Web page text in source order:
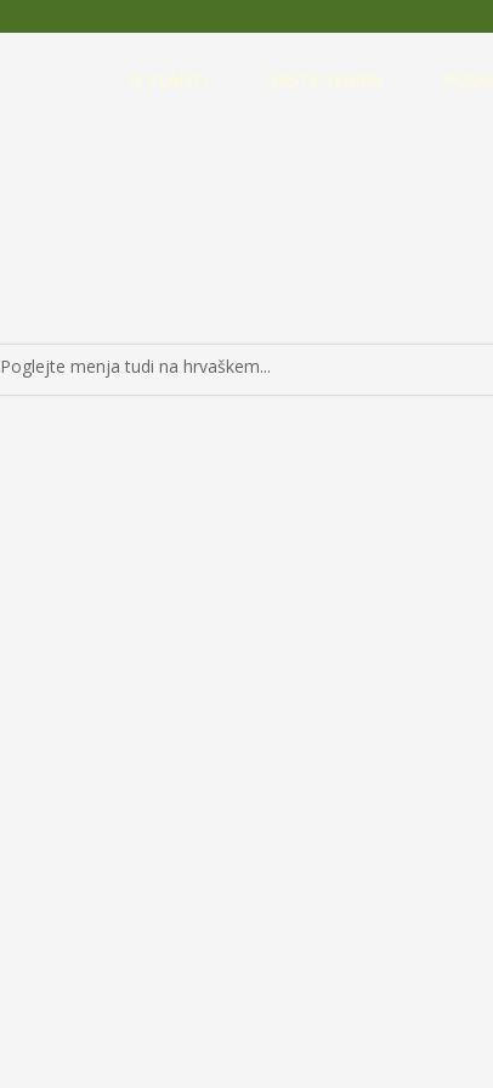
O PLANTI VRSTE SEMEN
Poglejte menja tudi na hrvaškem...